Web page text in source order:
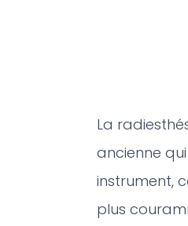
La
ancienne
instrument,
plus